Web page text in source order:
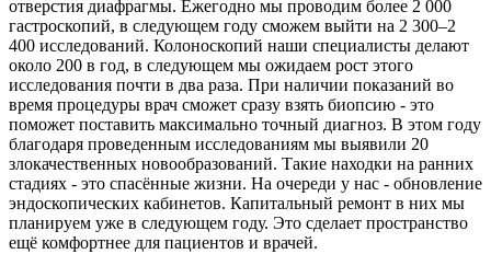
отверстия диафрагмы. Ежегодно мы проводим более 2 000
гастроскопий, в следующем году сможем выйти на 2 300–2
400 исследований. Колоноскопий наши специалисты делают
около 200 в год, в следующем мы ожидаем рост этого
исследования почти в два раза. При наличии показаний во
время процедуры врач сможет сразу взять биопсию - это
поможет поставить максимально точный диагноз. В этом году
благодаря проведенным исследованиям мы выявили 20
злокачественных новообразований. Такие находки на ранних
стадиях - это спасённые жизни. На очереди у нас - обновление
эндоскопических кабинетов. Капитальный ремонт в них мы
планируем уже в следующем году. Это сделает пространство
ещё комфортнее для пациентов и врачей.